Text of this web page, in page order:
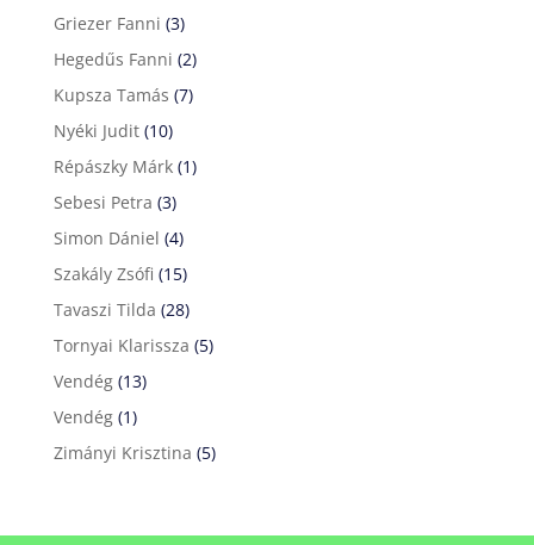
Griezer Fanni (3)
Hegedűs Fanni (2)
Kupsza Tamás (7)
Nyéki Judit(10)
Répászky Márk(1)
Sebesi Petra (3)
Simon Dániel (4)
Szakály Zsófi (15)
Tavaszi Tilda (28)
Tornyai Klarissza (5)
Vendég(13)
Vendég(1)
Zimányi Krisztina (5)